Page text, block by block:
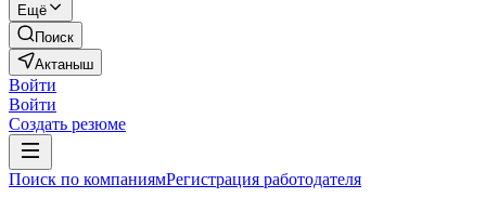
Ещё
Поиск
Актаныш
Войти
Войти
Создать резюме
Поиск по компаниямРегистрация работодателя